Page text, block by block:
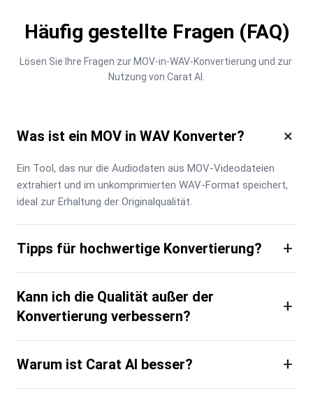
Häufig gestellte Fragen (FAQ)
Lösen Sie Ihre Fragen zur MOV-in-WAV-Konvertierung und zur
Nutzung von Carat AI.
Was ist ein MOV in WAV Konverter? ×
Ein Tool, das nur die Audiodaten aus MOV-Videodateien
extrahiert und im unkomprimierten WAV-Format speichert,
ideal zur Erhaltung der Originalqualität.
Tipps für hochwertige Konvertierung? +
Kann ich die Qualität außer der
Konvertierung verbessern?
+
Warum ist Carat AI besser? +